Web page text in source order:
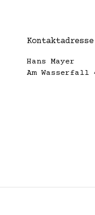
Kontaktadresse
Hans Mayer
Am Wasserfall